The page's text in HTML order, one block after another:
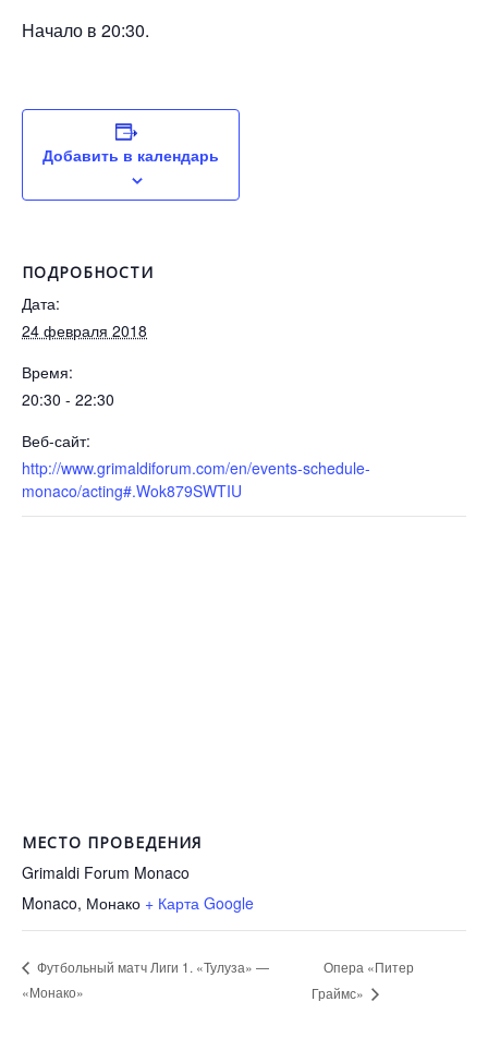
Начало в 20:30.
Добавить в календарь
ПОДРОБНОСТИ
Дата:
24 февраля 2018
Время:
20:30 - 22:30
Веб-сайт:
http://www.grimaldiforum.com/en/events-schedule-
monaco/acting#.Wok879SWTIU
МЕСТО ПРОВЕДЕНИЯ
Grimaldi Forum Monaco
Monaco, Монако + Карта Google
Футбольный матч Лиги 1. «Тулуза» —
«Монако»
Опера «Питер
Граймс»